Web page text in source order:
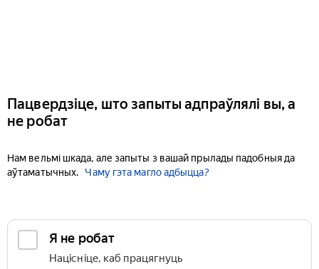
Пацвердзіце, што запыты адпраўлялі вы, а
не робат
Нам вельмі шкада, але запыты з вашай прылады падобныя да
аўтаматычных.
Чаму гэта магло адбыцца?
Я не робат
Націсніце, каб працягнуць